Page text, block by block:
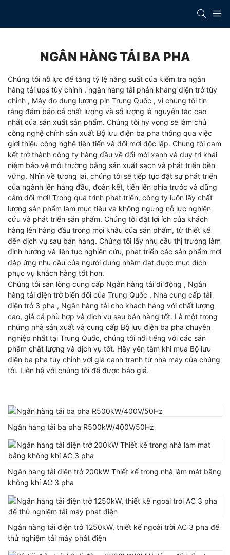
NGÂN HÀNG TẢI BA PHA
Chúng tôi nỗ lực để tăng tỷ lệ năng suất của kiểm tra ngân
hàng tải ups tùy chỉnh , ngân hàng tải phản kháng điện trở tùy
chỉnh , Máy đo dung lượng pin Trung Quốc , vì chúng tôi tin
rằng đảm bảo cả chất lượng và số lượng là nguyên tắc cao
nhất của sản xuất sản phẩm. Chúng tôi hy vọng sẽ làm chủ
công nghệ chính sản xuất Bộ lưu điện ba pha thông qua việc
giới thiệu công nghệ tiên tiến và đổi mới độc lập. Chúng tôi cam
kết trở thành công ty hàng đầu về đổi mới xanh và duy trì khái
niệm bảo vệ môi trường bằng sản xuất sạch và phát triển bền
vững. Nhìn về tương lai, chúng tôi sẽ tiếp tục đặt sự phát triển
của ngành lên hàng đầu, đoàn kết, tiến lên phía trước và dũng
cảm đổi mới! Trong quá trình phát triển, công ty luôn lấy chất
lượng sản phẩm làm mục tiêu và không ngừng nỗ lực nghiên
cứu và phát triển sản phẩm. Chúng tôi đặt lợi ích của khách
hàng lên hàng đầu trong mọi khâu của sản phẩm, từ thiết kế
đến dịch vụ sau bán hàng. Chúng tôi lấy nhu cầu thị trường làm
định hướng và liên tục nghiên cứu, phát triển các sản phẩm mới
đáp ứng nhu cầu của người dùng nhằm đạt được mục đích
phục vụ khách hàng tốt hơn.
Chúng tôi sẵn lòng cung cấp Ngân hàng tải di động , Ngân
hàng tải điện trở biến đổi của Trung Quốc , Nhà cung cấp tải
điện trở 3 pha , Ngân hàng tải cho khách hàng với chất lượng
cao, giá cả phù hợp và dịch vụ sau bán hàng tốt. Là một trong
những nhà sản xuất và cung cấp Bộ lưu điện ba pha chuyên
nghiệp nhất tại Trung Quốc, chúng tôi nổi tiếng với các sản
phẩm chất lượng và dịch vụ tốt. Hãy yên tâm khi mua Bộ lưu
điện ba pha tùy chỉnh với giá cạnh tranh từ nhà máy của chúng
tôi. Liên hệ với chúng tôi để được báo giá.
Ngân hàng tải ba pha R500kW/400V/50Hz
Ngân hàng tải điện trở 200kW Thiết kế trong nhà làm mát bằng
không khí AC 3 pha
Ngân hàng tải điện trở 1250kW, thiết kế ngoài trời AC 3 pha để
thử nghiệm tải máy phát điện